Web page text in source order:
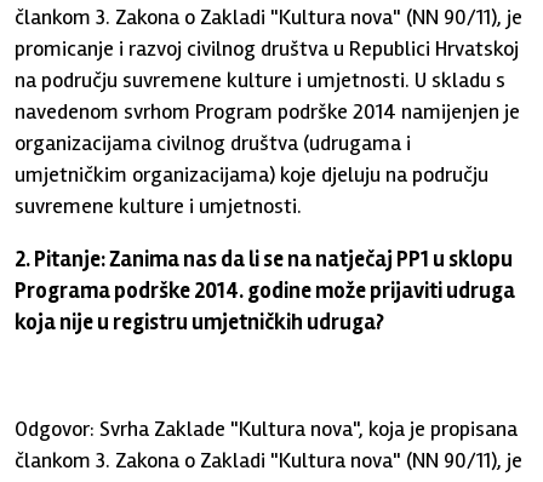
člankom 3. Zakona o Zakladi "Kultura nova" (NN 90/11), je
promicanje i razvoj civilnog društva u Republici Hrvatskoj
na području suvremene kulture i umjetnosti. U skladu s
navedenom svrhom Program podrške 2014 namijenjen je
organizacijama civilnog društva (udrugama i
umjetničkim organizacijama) koje djeluju na području
suvremene kulture i umjetnosti.
2. Pitanje: Zanima nas da li se na natječaj PP1 u sklopu
Programa podrške 2014. godine može prijaviti udruga
koja nije u registru umjetničkih udruga?
Odgovor: Svrha Zaklade "Kultura nova", koja je propisana
člankom 3. Zakona o Zakladi "Kultura nova" (NN 90/11), je